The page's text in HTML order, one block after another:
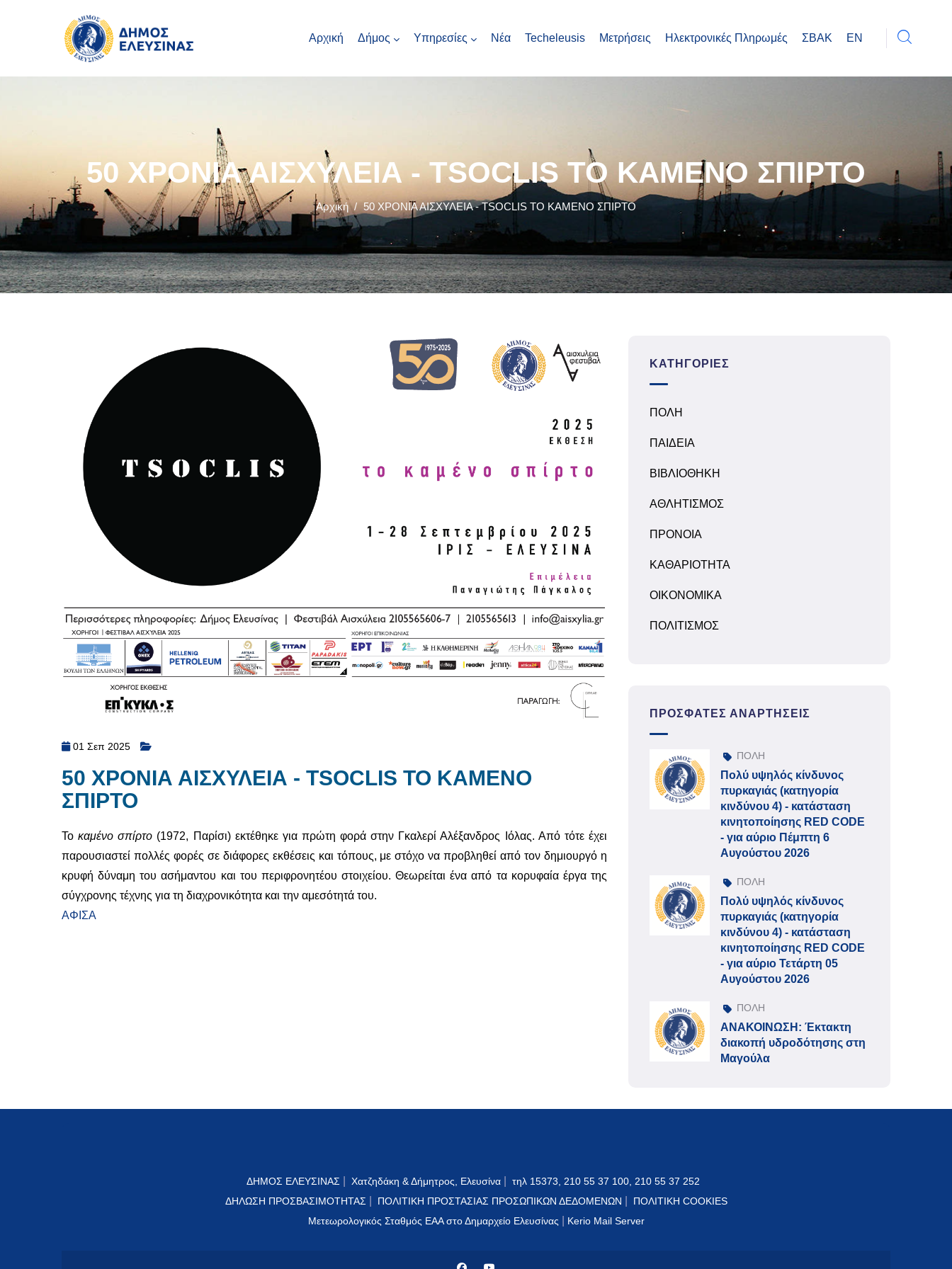
Αρχική Δήμος Υπηρεσίες Νέα Techeleusis Μετρήσεις Ηλεκτρονικές Πληρωμές ΣΒΑΚ EN
50 ΧΡΟΝΙΑ ΑΙΣΧΥΛΕΙΑ - TSOCLIS ΤΟ ΚΑΜΕΝΟ ΣΠΙΡΤΟ
Αρχική / 50 ΧΡΟΝΙΑ ΑΙΣΧΥΛΕΙΑ - TSOCLIS ΤΟ ΚΑΜΕΝΟ ΣΠΙΡΤΟ
01 Σεπ 2025
50 ΧΡΟΝΙΑ ΑΙΣΧΥΛΕΙΑ - TSOCLIS ΤΟ ΚΑΜΕΝΟ
ΣΠΙΡΤΟ
Τοκαμένο σπίρτο (1972, Παρίσι) εκτέθηκε για πρώτη φορά στην Γκαλερί Αλέξανδρος Ιόλας. Από τότε έχει
παρουσιαστεί πολλές φορές σε διάφορες εκθέσεις και τόπους, με στόχο να προβληθεί από τον δημιουργό η
κρυφή δύναμη του ασήμαντου και του περιφρονητέου στοιχείου. Θεωρείται ένα από τα κορυφαία έργα της
σύγχρονης τέχνης για τη διαχρονικότητα και την αμεσότητά του.
ΑΦΙΣΑ
ΚΑΤΗΓΟΡΊΕΣ
ΠΟΛΗ
ΠΑΙΔΕΙΑ
ΒΙΒΛΙΟΘΗΚΗ
ΑΘΛΗΤΙΣΜΟΣ
ΠΡΟΝΟΙΑ
ΚΑΘΑΡΙΟΤΗΤΑ
ΟΙΚΟΝΟΜΙΚΑ
ΠΟΛΙΤΙΣΜΟΣ
ΠΡΌΣΦΑΤΕΣ ΑΝΑΡΤΉΣΕΙΣ
ΠΟΛΗ
Πολύ υψηλός κίνδυνος
πυρκαγιάς (κατηγορία
κινδύνου 4) - κατάσταση
κινητοποίησης RED CODE
- για αύριο Πέμπτη 6
Αυγούστου 2026
ΠΟΛΗ
Πολύ υψηλός κίνδυνος
πυρκαγιάς (κατηγορία
κινδύνου 4) - κατάσταση
κινητοποίησης RED CODE
- για αύριο Τετάρτη 05
Αυγούστου 2026
ΠΟΛΗ
ΑΝΑΚΟΙΝΩΣΗ: Έκτακτη
διακοπή υδροδότησης στη
Μαγούλα
ΔΗΜΟΣ ΕΛΕΥΣΙΝΑΣ Χατζηδάκη & Δήμητρος, Ελευσίνα
τηλ 15373, 210 55 37 100, 210 55 37 252
ΔΗΛΩΣΗ ΠΡΟΣΒΑΣΙΜΟΤΗΤΑΣ
ΠΟΛΙΤΙΚΗ ΠΡΟΣΤΑΣΙΑΣ ΠΡΟΣΩΠΙΚΩΝ ΔΕΔΟΜΕΝΩΝ
ΠΟΛΙΤΙΚΗ COOKIES
Μετεωρολογικός Σταθμός ΕΑΑ στο Δημαρχείο Ελευσίνας
Kerio Mail Server